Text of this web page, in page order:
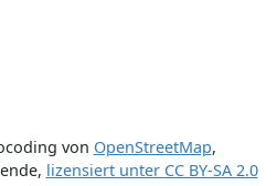
von OpenStreetMap,
, lizensiert unter CC BY-SA 2.0